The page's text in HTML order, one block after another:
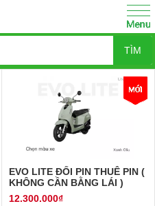
TÌM
EVO LITE ĐỔI PIN THUÊ PIN (
KHÔNG CẦN BẰNG LÁI )
12.300.000₫